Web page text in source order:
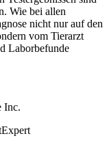
Wie bei allen
nicht nur auf den
vom Tierarzt
Laborbefunde
Inc.